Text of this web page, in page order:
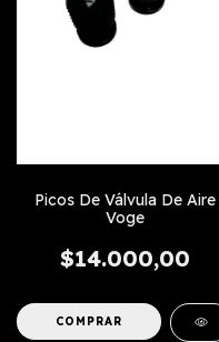
Picos De Válvula De Aire
Voge
$14.000,00
COMPRAR